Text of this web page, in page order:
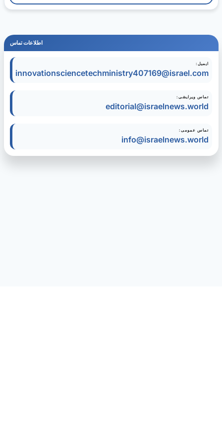
اطلاعات تماس
ایمیل:
innovationsciencetechministry407169@israel.com
تماس ویرایشی:
editorial@israelnews.world
تماس عمومی:
info@israelnews.world